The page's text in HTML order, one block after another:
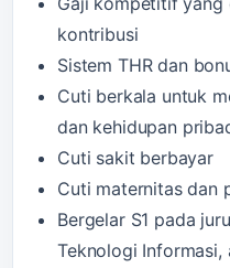
kontribusi
Sistem THR dan
Cuti berkala untuk
dan kehidupan
Cuti sakit berbayar
Cuti maternitas dan
Bergelar S1 pada
Teknologi